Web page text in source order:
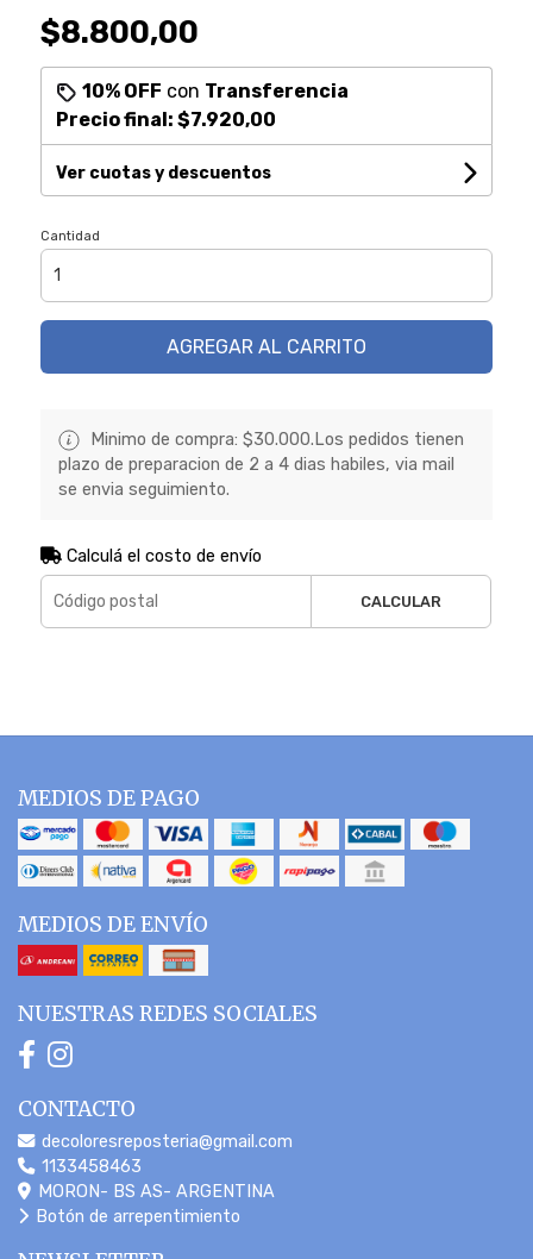
$8.800,00
10% OFF con Transferencia
Precio final: $7.920,00
Ver cuotas y descuentos
Cantidad
AGREGAR AL CARRITO
Minimo de compra: $30.000.Los pedidos tienen
plazo de preparacion de 2 a 4 dias habiles, via mail
se envia seguimiento.
Calculá el costo de envío
CALCULAR
MEDIOS DE PAGO
MEDIOS DE ENVÍO
NUESTRAS REDES SOCIALES
CONTACTO
decoloresreposteria@gmail.com
1133458463
MORON- BS AS- ARGENTINA
Botón de arrepentimiento